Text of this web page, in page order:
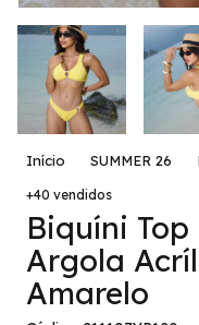
Início SUMMER 26
+40 vendidos
Biquíni
Argola
Amarelo